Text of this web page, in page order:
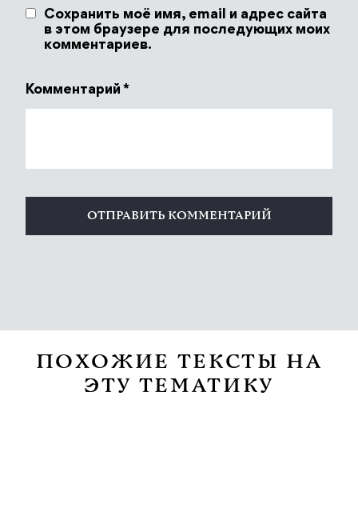
Сохранить моё имя, email и адрес сайта
в этом браузере для последующих моих
комментариев.
Комментарий *
ПОХОЖИЕ ТЕКСТЫ НА
ЭТУ ТЕМАТИКУ